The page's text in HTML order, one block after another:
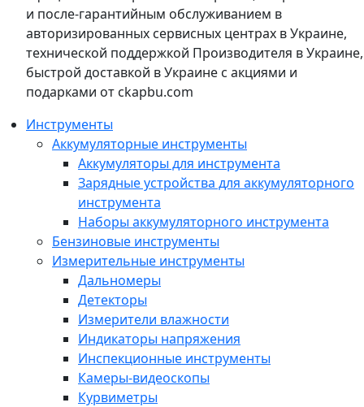
и после-гарантийным обслуживанием в
авторизированных сервисных центрах в Украине,
технической поддержкой Производителя в Украине,
быстрой доставкой в Украине с акциями и
подарками от ckapbu.com
Инструменты
Аккумуляторные инструменты
Аккумуляторы для инструмента
Зарядные устройства для аккумуляторного
инструмента
Наборы аккумуляторного инструмента
Бензиновые инструменты
Измерительные инструменты
Дальномеры
Детекторы
Измерители влажности
Индикаторы напряжения
Инспекционные инструменты
Камеры-видеоскопы
Курвиметры